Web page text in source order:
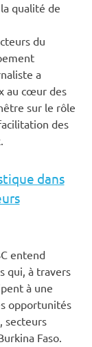
qualité de
du
a
au cœur des
sur le rôle
des
dans
entend
qui, à travers
à une
opportunités
secteurs
Faso.